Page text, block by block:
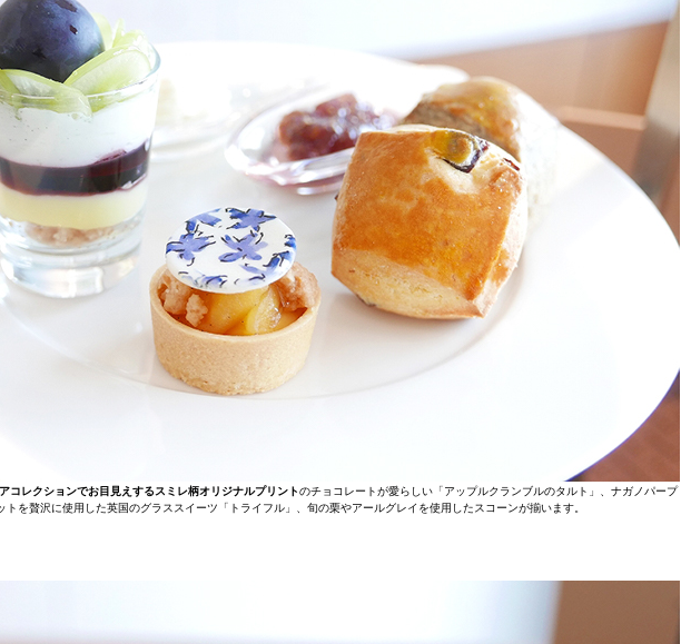
コレクションでお目見えするスミレ柄オリジナルプリントのチョコレートが愛らしい「アップルクランブルのタルト」、ナガノパープ
トを贅沢に使用した英国のグラススイーツ「トライフル」、旬の栗やアールグレイを使用したスコーンが揃います。